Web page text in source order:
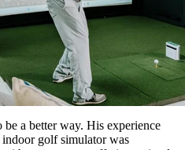
a better way. His experience
golf simulator was